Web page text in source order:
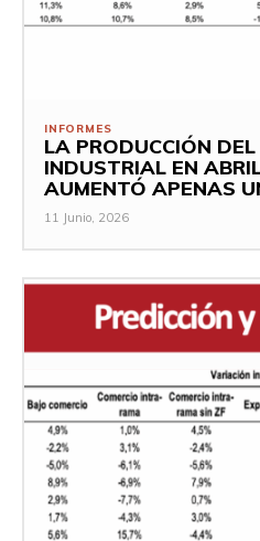
INFORMES
LA PRODUCCIÓN DEL
INDUSTRIAL EN
AUMENTÓ APENAS
11 Junio, 2026